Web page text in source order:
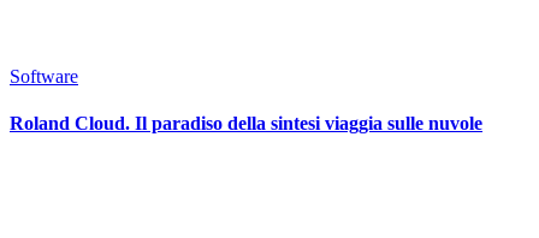
Software
Roland Cloud. Il paradiso della sintesi viaggia sulle nuvole